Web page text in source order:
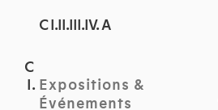
C I.II.III.IV. A
Expositions &
Événements